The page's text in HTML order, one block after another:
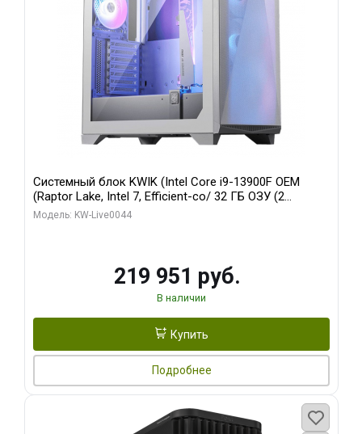
Системный блок KWIK (Intel Core i9-13900F OEM
(Raptor Lake, Intel 7, Efficient-co/ 32 ГБ ОЗУ (2
модуля)/ Gigabyte RTX5070Ti AERO OC 16GB GDDR7
Модель: KW-Live0044
219 951 руб.
В наличии
Купить
Подробнее